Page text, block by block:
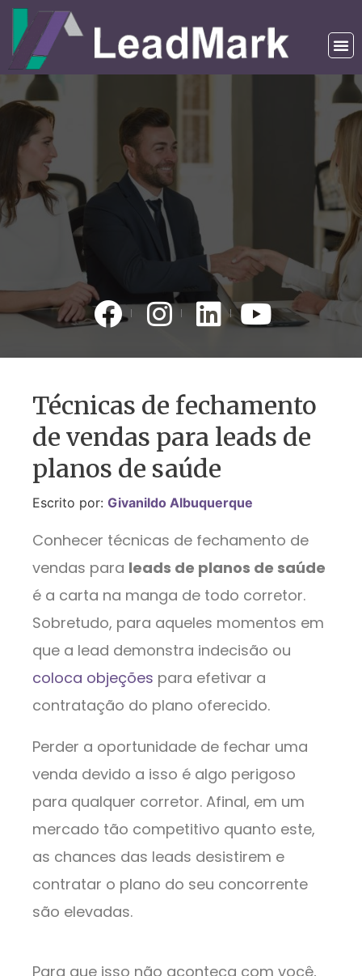
Técnicas de fechamento
de vendas para leads de
planos de saúde
Escrito por: Givanildo Albuquerque
Conhecer técnicas de fechamento de
vendas para leads de planos de saúde
é a carta na manga de todo corretor.
Sobretudo, para aqueles momentos em
que a lead demonstra indecisão ou
coloca objeções para efetivar a
contratação do plano oferecido.
Perder a oportunidade de fechar uma
venda devido a isso é algo perigoso
para qualquer corretor. Afinal, em um
mercado tão competitivo quanto este,
as chances das leads desistirem e
contratar o plano do seu concorrente
são elevadas.
Para que isso não aconteça com você,